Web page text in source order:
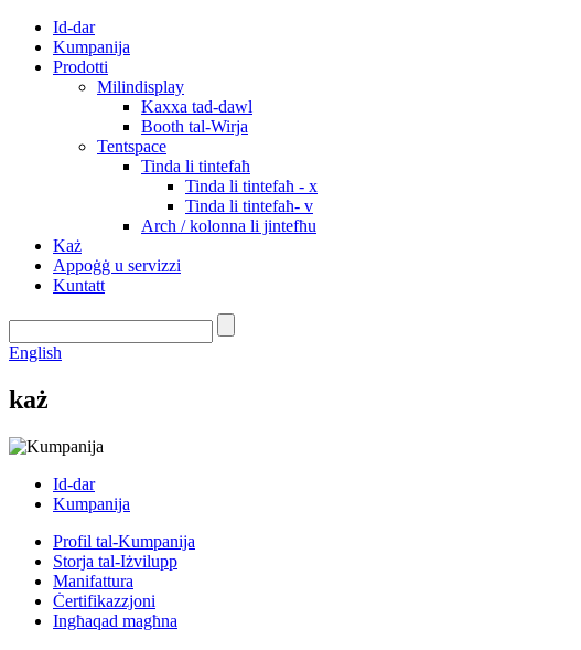
Id-dar
Kumpanija
Prodotti
Milindisplay
Kaxxa tad-dawl
Booth tal-Wirja
Tentspace
Tinda li tintefaħ
Tinda li tintefaħ - x
Tinda li tintefaħ- v
Arch / kolonna li jintefħu
Każ
Appoġġ u servizzi
Kuntatt
English
każ
Id-dar
Kumpanija
Profil tal-Kumpanija
Storja tal-Iżvilupp
Manifattura
Ċertifikazzjoni
Ingħaqad magħna